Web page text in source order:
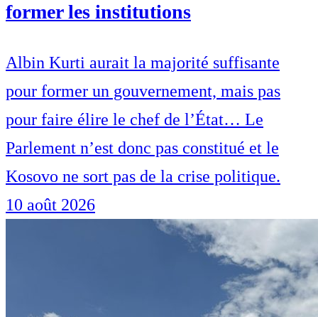
former les institutions
Albin Kurti aurait la majorité suffisante
pour former un gouvernement, mais pas
pour faire élire le chef de l’État… Le
Parlement n’est donc pas constitué et le
Kosovo ne sort pas de la crise politique.
10 août 2026